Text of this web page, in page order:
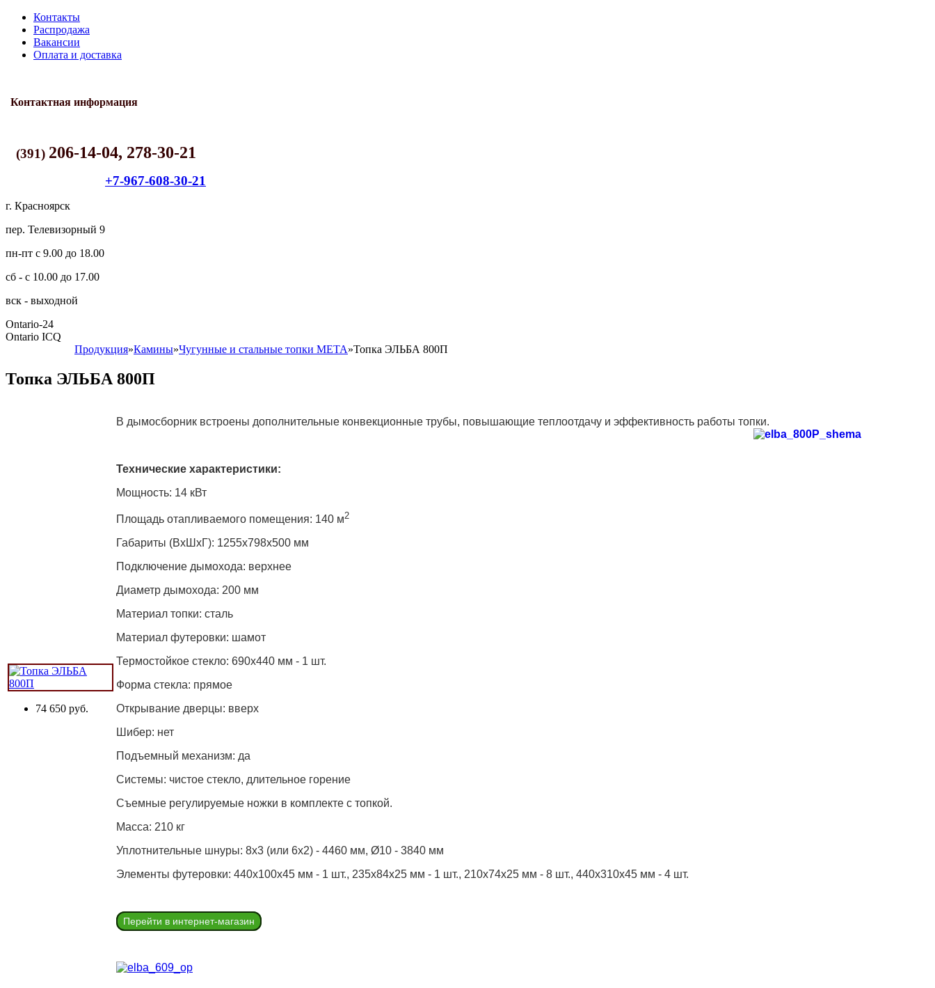
Контакты
Распродажа
Вакансии
Оплата и доставка
Контактная информация
(391) 206-14-04, 278-30-21
+7-967-608-30-21
г. Красноярск
пер. Телевизорный 9
пн-пт с 9.00 до 18.00
сб - с 10.00 до 17.00
вск - выходной
Ontario-24
Ontario ICQ
Продукция»Камины»Чугунные и стальные топки МЕТА»Топка ЭЛЬБА 800П
Топка ЭЛЬБА 800П
74 650 руб.
В дымосборник встроены дополнительные конвекционные трубы, повышающие теплоотдачу и эффективность работы топки.
Технические характеристики:
Мощность: 14 кВт
Площадь отапливаемого помещения: 140 м2
Габариты (ВхШхГ): 1255х798х500 мм
Подключение дымохода: верхнее
Диаметр дымохода: 200 мм
Материал топки: сталь
Материал футеровки: шамот
Термостойкое стекло: 690х440 мм - 1 шт.
Форма стекла: прямое
Открывание дверцы: вверх
Шибер: нет
Подъемный механизм: да
Системы: чистое стекло, длительное горение
Съемные регулируемые ножки в комплекте с топкой.
Масса: 210 кг
Уплотнительные шнуры: 8х3 (или 6х2) - 4460 мм, Ø10 - 3840 мм
Элементы футеровки: 440х100х45 мм - 1 шт., 235х84х25 мм - 1 шт., 210х74х25 мм - 8 шт., 440х310х45 мм - 4 шт.
Перейти в интернет-магазин